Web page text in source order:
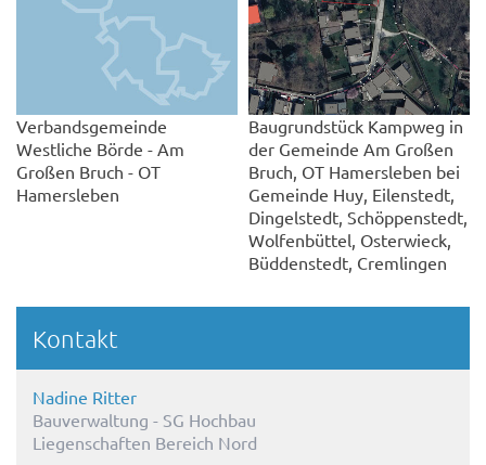
Verbandsgemeinde
Westliche Börde - Am
Großen Bruch - OT
Hamersleben
Baugrundstück Kampweg in
der Gemeinde Am Großen
Bruch, OT Hamersleben bei
Gemeinde Huy, Eilenstedt,
Dingelstedt, Schöppenstedt,
Wolfenbüttel, Osterwieck,
Büddenstedt, Cremlingen
Kontakt
Nadine Ritter
Bauverwaltung - SG Hochbau
Liegenschaften Bereich Nord